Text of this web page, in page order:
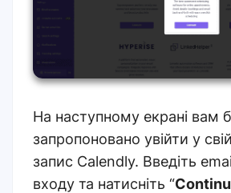
На наступному екрані вам
запропоновано увійти у
запис Calendly. Введіть
входу та натисніть “